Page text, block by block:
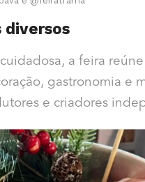
diversos
a feira
gastronomia e
e criadores